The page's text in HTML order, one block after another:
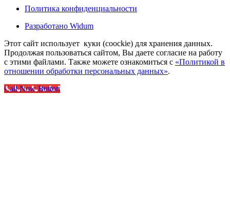
Политика конфиденциальности
Разработано Widum
Этот сайт использует куки (coockie) для хранения данных.
Продолжая пользоваться сайтом, Вы даете согласие на работу
с этими файлами. Также можете ознакомиться с «Политикой в
отношении обработки персональных данных».
Call Now Button